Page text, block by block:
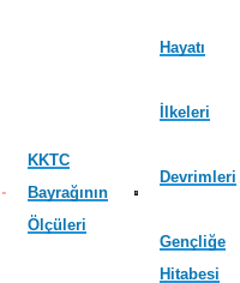
KKTC
Bayrağının
Ölçüleri
Hayatı
İlkeleri
Devrimleri
Gençliğe
Hitabesi